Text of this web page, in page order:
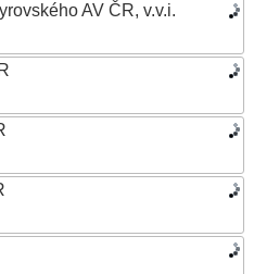
AV ČR, v.v.i.